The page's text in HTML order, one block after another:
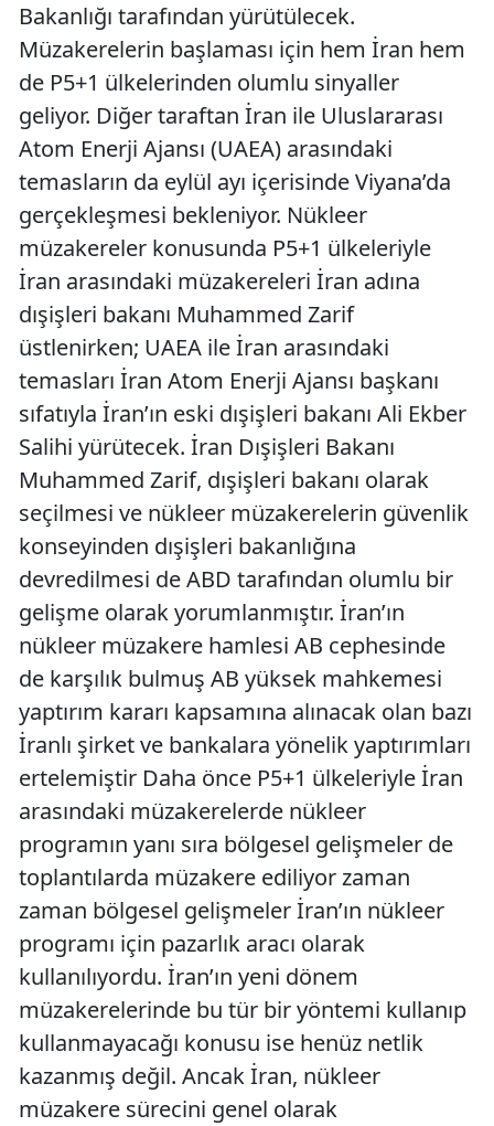
Bakanlığı tarafından yürütülecek.
Müzakerelerin başlaması için hem İran hem
de P5+1 ülkelerinden olumlu sinyaller
geliyor. Diğer taraftan İran ile Uluslararası
Atom Enerji Ajansı (UAEA) arasındaki
temasların da eylül ayı içerisinde Viyana’da
gerçekleşmesi bekleniyor. Nükleer
müzakereler konusunda P5+1 ülkeleriyle
İran arasındaki müzakereleri İran adına
dışişleri bakanı Muhammed Zarif
üstlenirken; UAEA ile İran arasındaki
temasları İran Atom Enerji Ajansı başkanı
sıfatıyla İran’ın eski dışişleri bakanı Ali Ekber
Salihi yürütecek. İran Dışişleri Bakanı
Muhammed Zarif, dışişleri bakanı olarak
seçilmesi ve nükleer müzakerelerin güvenlik
konseyinden dışişleri bakanlığına
devredilmesi de ABD tarafından olumlu bir
gelişme olarak yorumlanmıştır. İran’ın
nükleer müzakere hamlesi AB cephesinde
de karşılık bulmuş AB yüksek mahkemesi
yaptırım kararı kapsamına alınacak olan bazı
İranlı şirket ve bankalara yönelik yaptırımları
ertelemiştir Daha önce P5+1 ülkeleriyle İran
arasındaki müzakerelerde nükleer
programın yanı sıra bölgesel gelişmeler de
toplantılarda müzakere ediliyor zaman
zaman bölgesel gelişmeler İran’ın nükleer
programı için pazarlık aracı olarak
kullanılıyordu. İran’ın yeni dönem
müzakerelerinde bu tür bir yöntemi kullanıp
kullanmayacağı konusu ise henüz netlik
kazanmış değil. Ancak İran, nükleer
müzakere sürecini genel olarak